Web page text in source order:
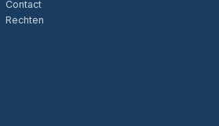
Contact
Rechten